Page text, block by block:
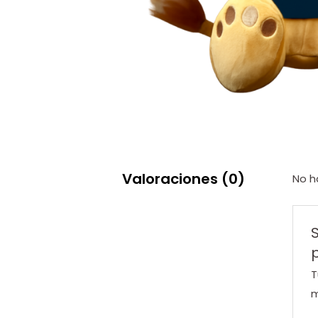
Valoraciones (0) No